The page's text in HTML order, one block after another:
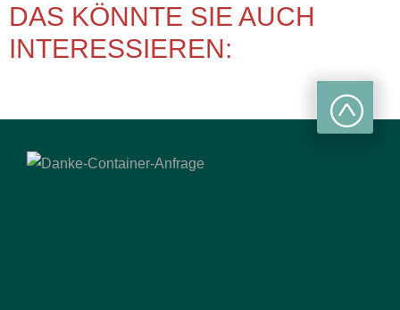
DAS KÖNNTE SIE AUCH
INTERESSIEREN: